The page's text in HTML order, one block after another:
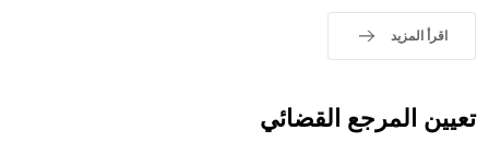
التاسع، وهم ينتسبون إلى أسرة أوسروين
اقرأ المزيد
تعيين المرجع القضائي